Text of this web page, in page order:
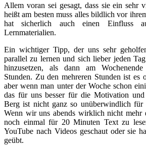
Allem voran sei gesagt, dass sie ein sehr
heißt am besten muss alles bildlich vor
hat sicherlich auch einen Einfluss
Lernmaterialien.
Ein wichtiger Tipp, der uns sehr
parallel zu lernen und sich lieber jeden
hinzusetzen, als dann am
Stunden. Zu den mehreren Stunden ist es
aber wenn man unter der Woche schon
das für uns besser für die Motivation
Berg ist nicht ganz so unüberwindlich für
Wenn wir uns abends wirklich nicht mehr
noch einmal für 20 Minuten Text zu
YouTube nach Videos geschaut oder sie
geübt.